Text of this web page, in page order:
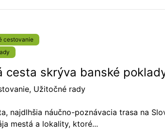
cestovanie
cesta skrýva banské
, Užitočné rady
najdlhšia náučno-poznávacia trasa na
mestá a lokality, ktoré...